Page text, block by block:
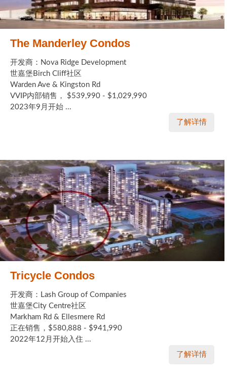
The Manderley Condos
开发商：Nova Ridge Development
世嘉堡Birch Cliff社区
Warden Ave & Kingston Rd
VVIP内部销售， $539,990 - $1,029,990
2023年9月开始 ...
了解详情
Tricycle Condos
开发商：Lash Group of Companies
世嘉堡City Centre社区
Markham Rd & Ellesmere Rd
正在销售，$580,888 - $941,990
2022年12月开始入住 ...
了解详情